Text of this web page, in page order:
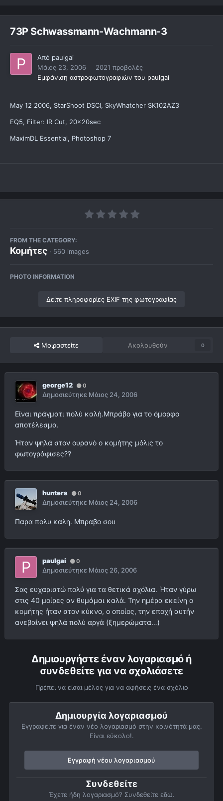
73P Schwassmann-Wachmann-3
Από paulgai
Μάιος 23, 2006
2021 προβολές
Εμφάνιση αστροφωτογραφιών του paulgai
May 12 2006, StarShoot DSCI, SkyWhatcher SK102AZ3
EQ5, Filter: IR Cut, 20x20sec
MaximDL Essential, Photoshop 7
FROM THE CATEGORY:
Κομήτες · 560 images
PHOTO INFORMATION
Δείτε πληροφορίες EXIF της φωτογραφίας
Μοιραστείτε Ακολουθούν 0
george12 0
Δημοσιεύτηκε Μάιος 24, 2006
Είναι πράγματι πολύ καλή.Μπράβο για το όμορφο
αποτέλεσμα.
Ήταν ψηλά στον ουρανό ο κομήτης μόλις το
φωτογράφισες??
hunters 0
Δημοσιεύτηκε Μάιος 24, 2006
Παρα πολυ καλη. Μπραβο σου
paulgai 0
Δημοσιεύτηκε Μάιος 26, 2006
Σας ευχαριστώ πολύ για τα θετικά σχόλια. Ήταν γύρω
στις 40 μοίρες αν θυμάμαι καλά. Την ημέρα εκείνη ο
κομήτης ήταν στον κύκνο, ο οποίος, την εποχή αυτήν
ανεβαίνει ψηλά πολύ αργά (ξημερώματα…)
Δημιουργήστε έναν λογαριασμό ή
συνδεθείτε για να σχολιάσετε
Πρέπει να είσαι μέλος για να αφήσεις ένα σχόλιο
Δημιουργία λογαριασμού
Εγγραφείτε για έναν νέο λογαριασμό στην κοινότητά μας.
Είναι εύκολο!.
Εγγραφή νέου λογαριασμού
Συνδεθείτε
Έχετε ήδη λογαριασμό? Συνδεθείτε εδώ.